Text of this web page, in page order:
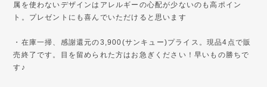
属を使わないデザインはアレルギーの心配が少ないのも高ポイン
ト。プレゼントにも喜んでいただけると思います
・在庫一掃、感謝還元の3,900(サンキュー)プライス。現品4点で販
売終了です。目を留められた方はお急ぎください！早いもの勝ちで
す♪